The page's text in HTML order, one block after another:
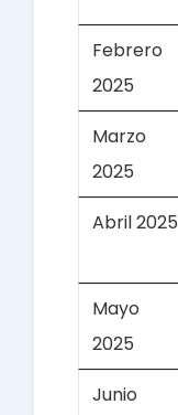
Febrero
2025
Marzo
2025
Abril 2025
Mayo
2025
Junio